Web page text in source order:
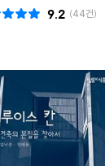
(44건)
9.2